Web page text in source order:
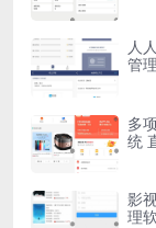
人
管
多
统
影
理